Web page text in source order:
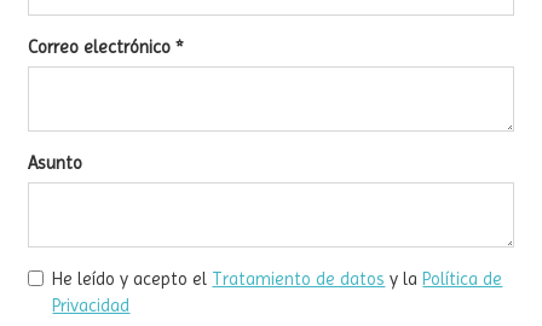
Correo electrónico *
Asunto
He leído y acepto el Tratamiento de datos y la Política de
Privacidad